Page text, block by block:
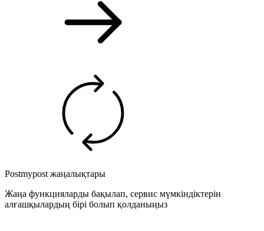
Postmypost жаңалықтары
Жаңа функцияларды бақылап, сервис мүмкіндіктерін
алғашқылардың бірі болып қолданыңыз